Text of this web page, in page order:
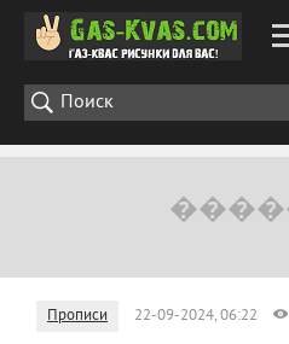
Прописи 22-09-2024, 06:22